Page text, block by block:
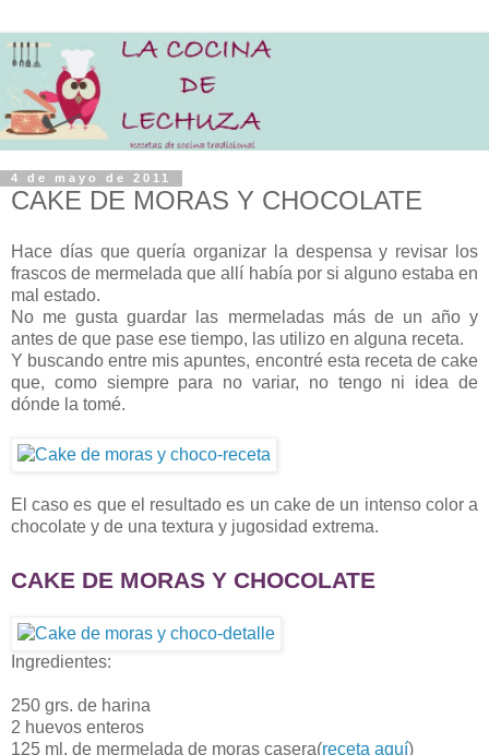
4 de mayo de 2011
CAKE DE MORAS Y CHOCOLATE
Hace días que quería organizar la despensa y revisar los
frascos de mermelada que allí había por si alguno estaba en
mal estado.
No me gusta guardar las mermeladas más de un año y
antes de que pase ese tiempo, las utilizo en alguna receta.
Y buscando entre mis apuntes, encontré esta receta de cake
que, como siempre para no variar, no tengo ni idea de
dónde la tomé.
El caso es que el resultado es un cake de un intenso color a
chocolate y de una textura y jugosidad extrema.
CAKE DE MORAS Y CHOCOLATE
Ingredientes:
250 grs. de harina
2 huevos enteros
125 ml. de mermelada de moras casera(receta aquí)